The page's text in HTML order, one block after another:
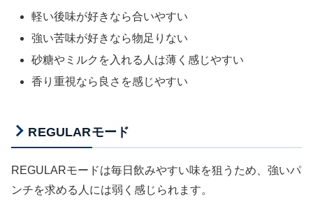
軽い後味が好きなら合いやすい
強い苦味が好きなら物足りない
砂糖やミルクを入れる人は薄く感じやすい
香り重視なら良さを感じやすい
REGULARモード
REGULARモードは毎日飲みやすい味を狙うため、強いパ
ンチを求める人には弱く感じられます。